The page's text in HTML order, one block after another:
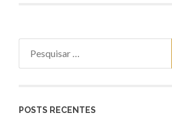
POSTS RECENTES